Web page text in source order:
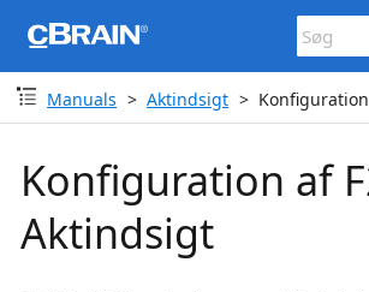
Manuals Aktindsigt
Konfiguration af
Aktindsigt